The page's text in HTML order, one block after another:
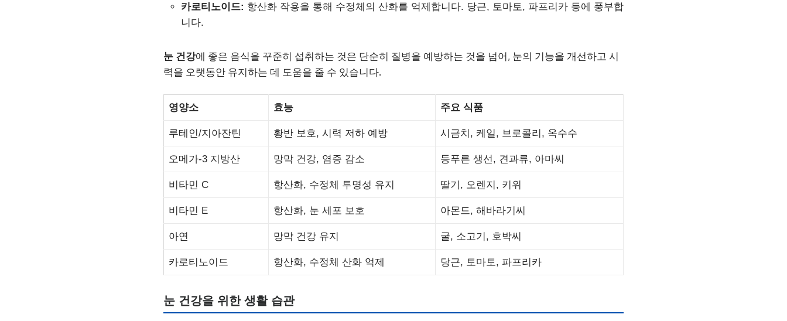
카로티노이드: 항산화 작용을 통해 수정체의 산화를 억제합니다. 당근, 토마토, 파프리카 등에 풍부합
니다.
눈 건강에 좋은 음식을 꾸준히 섭취하는 것은 단순히 질병을 예방하는 것을 넘어, 눈의 기능을 개선하고 시
력을 오랫동안 유지하는 데 도움을 줄 수 있습니다.
영양소 효능 주요 식품
루테인/지아잔틴 황반 보호, 시력 저하 예방 시금치, 케일, 브로콜리, 옥수수
오메가-3 지방산 망막 건강, 염증 감소 등푸른 생선, 견과류, 아마씨
비타민 C 항산화, 수정체 투명성 유지 딸기, 오렌지, 키위
비타민 E 항산화, 눈 세포 보호 아몬드, 해바라기씨
아연 망막 건강 유지 굴, 소고기, 호박씨
카로티노이드 항산화, 수정체 산화 억제 당근, 토마토, 파프리카
눈 건강을 위한 생활 습관